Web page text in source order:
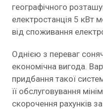
географічного
електростанція 5 кВт
від споживання
Однією з переваг
економічна вигода.
придбання такої
її обслуговування
скорочення рахунків